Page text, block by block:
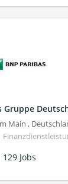
Gruppe
Main ,
129 Jobs